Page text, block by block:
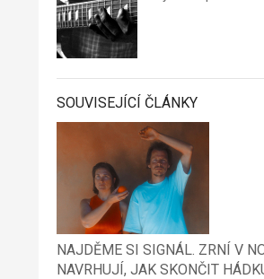
SOUVISEJÍCÍ ČLÁNKY
NAJDĚME SI SIGNÁL. ZRNÍ V
NAVRHUJÍ, JAK SKONČIT